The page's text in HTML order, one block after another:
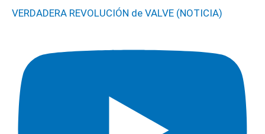
VERDADERA REVOLUCIÓN de VALVE (NOTICIA)